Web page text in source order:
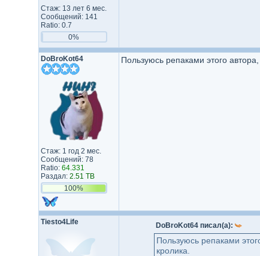
Стаж: 13 лет 6 мес.
Сообщений: 141
Ratio: 0.7
0%
DoBroKot64
Стаж: 1 год 2 мес.
Сообщений: 78
Ratio: 64.331
Раздал: 2.51 TB
100%
Пользуюсь репаками этого
Tiesto4Life DoBroKot64 писал(а):
Пользуюсь репаками
кролика.